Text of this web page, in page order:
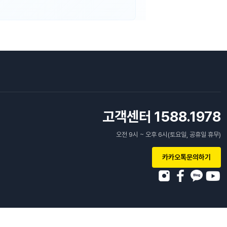
고객센터 1588.1978
오전 9시 ~ 오후 6시(토요일, 공휴일 휴무)
카카오톡문의하기